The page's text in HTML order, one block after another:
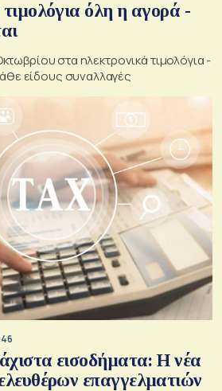
όλη η αγορά -
στα ηλεκτρονικά τιμολόγια -
είδους συναλλαγές
εισοδήματα: Η νέα
επαγγελματιών